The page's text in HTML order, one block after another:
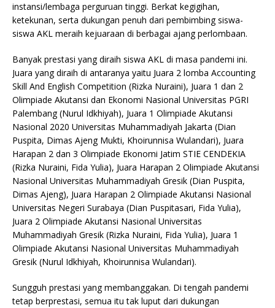
instansi/lembaga perguruan tinggi. Berkat kegigihan,
ketekunan, serta dukungan penuh dari pembimbing siswa-
siswa AKL meraih kejuaraan di berbagai ajang perlombaan.
Banyak prestasi yang diraih siswa AKL di masa pandemi ini.
Juara yang diraih di antaranya yaitu Juara 2 lomba Accounting
Skill And English Competition (Rizka Nuraini), Juara 1 dan 2
Olimpiade Akutansi dan Ekonomi Nasional Universitas PGRI
Palembang (Nurul Idkhiyah), Juara 1 Olimpiade Akutansi
Nasional 2020 Universitas Muhammadiyah Jakarta (Dian
Puspita, Dimas Ajeng Mukti, Khoirunnisa Wulandari), Juara
Harapan 2 dan 3 Olimpiade Ekonomi Jatim STIE CENDEKIA
(Rizka Nuraini, Fida Yulia), Juara Harapan 2 Olimpiade Akutansi
Nasional Universitas Muhammadiyah Gresik (Dian Puspita,
Dimas Ajeng), Juara Harapan 2 Olimpiade Akutansi Nasional
Universitas Negeri Surabaya (Dian Puspitasari, Fida Yulia),
Juara 2 Olimpiade Akutansi Nasional Universitas
Muhammadiyah Gresik (Rizka Nuraini, Fida Yulia), Juara 1
Olimpiade Akutansi Nasional Universitas Muhammadiyah
Gresik (Nurul Idkhiyah, Khoirunnisa Wulandari).
Sungguh prestasi yang membanggakan. Di tengah pandemi
tetap berprestasi, semua itu tak luput dari dukungan